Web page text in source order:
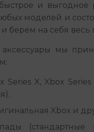
быстрое и
моделей и
берем на себя весь
мы
Series X, Xbox
Xbox и